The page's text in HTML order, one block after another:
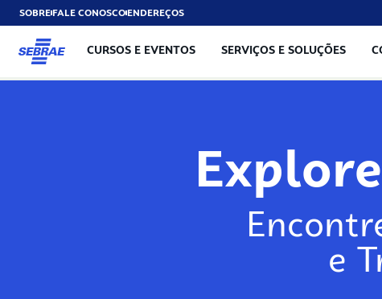
SOBREFALE CONOSCOENDEREÇOS
CURSOS E EVENTOS SERVIÇOS E SOLUÇÕES
e